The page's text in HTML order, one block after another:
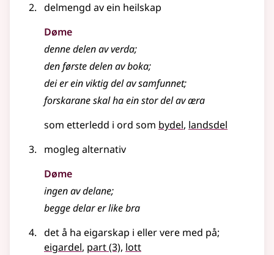
delmengd av ein heilskap
Døme
denne delen av verda;
den første delen av boka;
dei er ein viktig del av samfunnet;
forskarane skal ha ein stor del av æra
som etterledd i ord som bydel landsdel
mogleg alternativ
Døme
ingen av delane;
begge delar er like bra
det å ha eigarskap i eller vere med på;
eigardel, part(3), lott